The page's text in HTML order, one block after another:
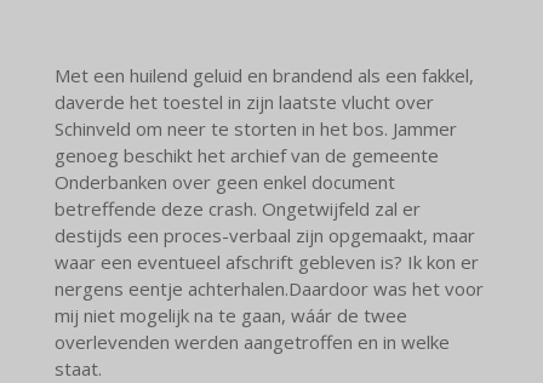
Met een huilend geluid en brandend als een fakkel,
daverde het toestel in zijn laatste vlucht over
Schinveld om neer te storten in het bos. Jammer
genoeg beschikt het archief van de gemeente
Onderbanken over geen enkel document
betreffende deze crash. Ongetwijfeld zal er
destijds een proces-verbaal zijn opgemaakt, maar
waar een eventueel afschrift gebleven is? Ik kon er
nergens eentje achterhalen.Daardoor was het voor
mij niet mogelijk na te gaan, wáár de twee
overlevenden werden aangetroffen en in welke
staat.